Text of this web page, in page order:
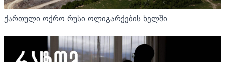
ქართული ოქრო რუსი ოლიგარქების ხელში